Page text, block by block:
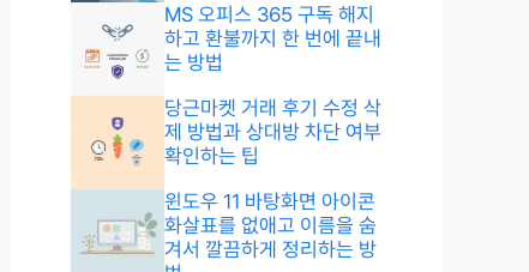
MS 오피스 365 구독 해지
하고 환불까지 한 번에 끝내
는 방법
당근마켓 거래 후기 수정 삭
제 방법과 상대방 차단 여부
확인하는 팁
윈도우 11 바탕화면 아이콘
화살표를 없애고 이름을 숨
겨서 깔끔하게 정리하는 방